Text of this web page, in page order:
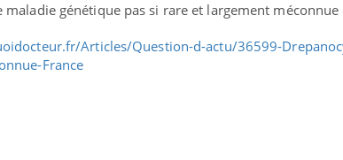
maladie génétique pas si rare et largement méconnue
Articles/Question-d-actu/36599-
France